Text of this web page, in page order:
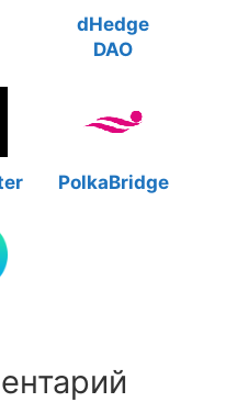
dHedge
DAO
PolkaBridge